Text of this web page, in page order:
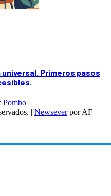
Primeros pasos
Pombo
| Newseverpor AF